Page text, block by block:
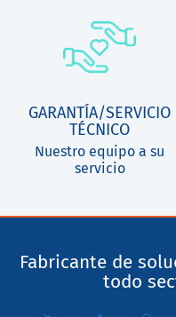
GARANTÍA/SERVICIO
TÉCNICO
Nuestro equipo a su
servicio
Fabricante de
todo